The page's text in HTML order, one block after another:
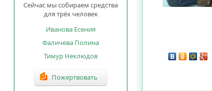
Сейчас мы собираем средства
для трёх человек
Иванова Есения
Фаличева Полина
Тимур Неклюдов
Пожертвовать